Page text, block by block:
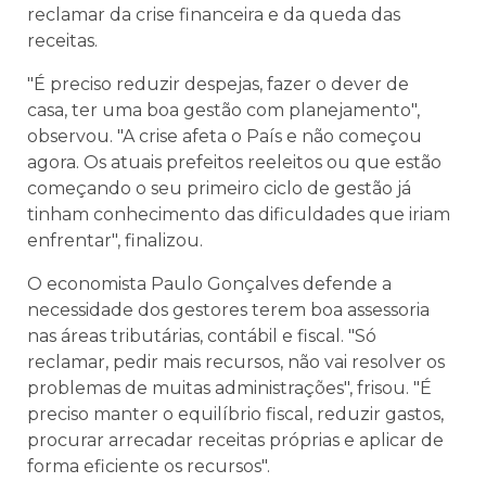
reclamar da crise financeira e da queda das
receitas.
"É preciso reduzir despejas, fazer o dever de
casa, ter uma boa gestão com planejamento",
observou. "A crise afeta o País e não começou
agora. Os atuais prefeitos reeleitos ou que estão
começando o seu primeiro ciclo de gestão já
tinham conhecimento das dificuldades que iriam
enfrentar", finalizou.
O economista Paulo Gonçalves defende a
necessidade dos gestores terem boa assessoria
nas áreas tributárias, contábil e fiscal. "Só
reclamar, pedir mais recursos, não vai resolver os
problemas de muitas administrações", frisou. "É
preciso manter o equilíbrio fiscal, reduzir gastos,
procurar arrecadar receitas próprias e aplicar de
forma eficiente os recursos".